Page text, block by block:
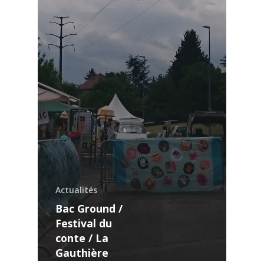
Actualités
Bac Ground /
Festival du
conte / La
Gauthière